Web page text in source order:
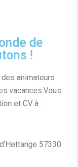
de
!
des animateurs
vacances.Vous
et CV à :
57330